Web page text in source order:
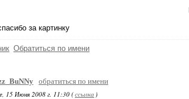
за картинку
Обратиться по имени
обратиться по имени
15 Июня 2008 г. 11:30 (ссылка )